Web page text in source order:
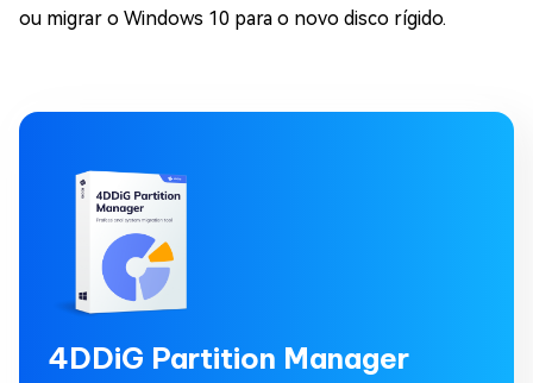
ou migrar o Windows 10 para o novo disco rígido.
4DDiG Partition Manager